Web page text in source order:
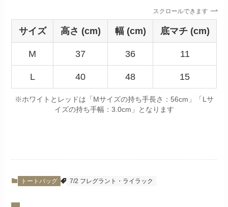
スクロールできます
サイズ 高さ (cm) 幅 (cm) 底マチ (cm)
M 37 36 11
L 40 48 15
※ホワイトとレッドは「Mサイズの持ち手長さ：56cm」「Lサ
イズの持ち手幅：3.0cm」となります
トートバッグ 7/2 フレグラント・ライラック